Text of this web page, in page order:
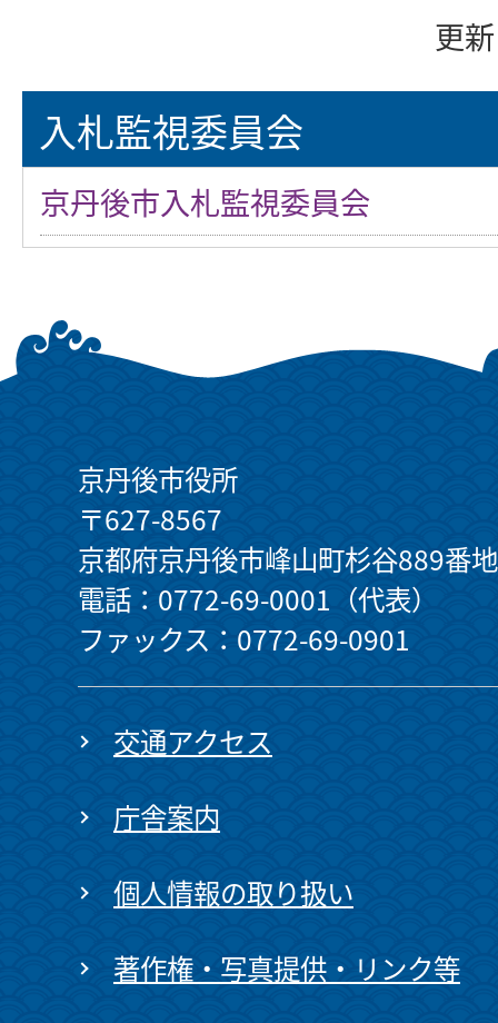
更
入札監視委員会
京丹後市入札監視委員会
京丹後市役所
〒627-8567
京都府京丹後市峰山町杉谷889番地
電話：0772-69-0001（代表）
ファックス：0772-69-0901
交通アクセス
庁舎案内
個人情報の取り扱い
著作権・写真提供・リンク等